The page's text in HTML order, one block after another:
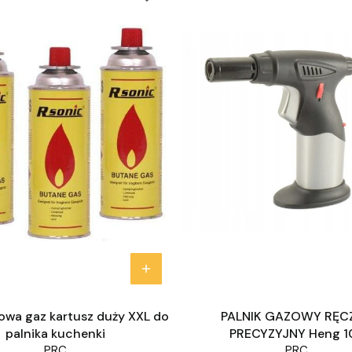
gaz kartusz duży XXL do
palnika kuchenki
PALNIK GAZOWY
PRECYZYJNY Heng